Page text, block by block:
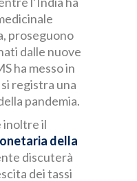
proseguono
dalle nuove
ha messo in
registra una
pandemia.
inoltre il
della
discuterà
dei tassi